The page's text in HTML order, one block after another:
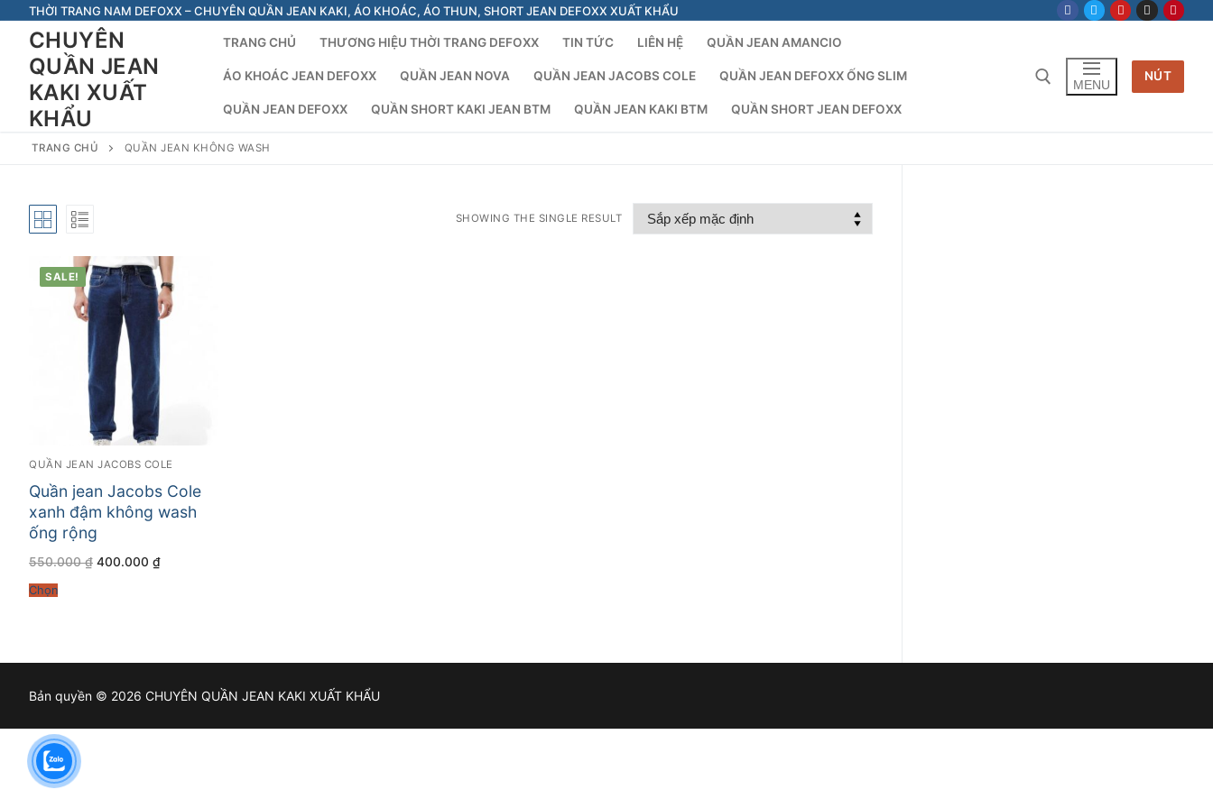
Chuyển
dung
THỜI TRANG NAM DEFOXX – CHUYÊN QUẦN JEAN KAKI, ÁO KHOÁC, ÁO THUN, SHORT JEAN DEFOXX XUẤT KHẨU
CHUYÊN
QUẦN JEAN
KAKI XUẤT
KHẨU
TRANG CHỦ THƯƠNG HIỆU THỜI TRANG DEFOXX TIN TỨC LIÊN HỆ QUẦN JEAN AMANCIO
ÁO KHOÁC JEAN DEFOXX QUẦN JEAN NOVA QUẦN JEAN JACOBS COLE QUẦN JEAN DEFOXX ỐNG SLIM
QUẦN JEAN DEFOXX QUẦN SHORT KAKI JEAN BTM QUẦN JEAN KAKI BTM QUẦN SHORT JEAN DEFOXX
MENU
NÚT
TRANG CHỦ QUẦN JEAN KHÔNG WASH
SHOWING THE SINGLE RESULT
SALE!
QUẦN JEAN JACOBS COLE
Quần jean Jacobs Cole
xanh đậm không wash
ống rộng
550.000₫ Giá
gốc
400.000 ₫Giá
Chọn
Bản quyền © 2026 CHUYÊN QUẦN JEAN KAKI XUẤT KHẨU